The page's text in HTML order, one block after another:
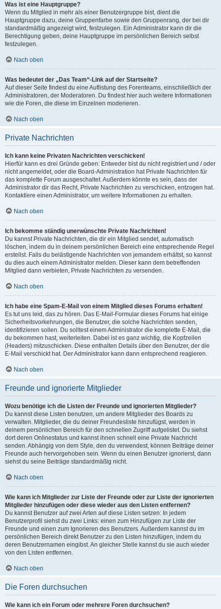
Was ist eine Hauptgruppe?
Wenn du Mitglied in mehr als einer Benutzergruppe bist, dient die
Hauptgruppe dazu, deine Gruppenfarbe sowie den Gruppenrang, der bei dir
standardmäßig angezeigt wird, festzulegen. Ein Administrator kann dir die
Berechtigung geben, deine Hauptgruppe im persönlichen Bereich selbst
festzulegen.
Nach oben
Was bedeutet der „Das Team“-Link auf der Startseite?
Auf dieser Seite findest du eine Auflistung des Forenteams, einschließlich der
Administratoren, der Moderatoren. Du findest hier auch weitere Informationen
wie die Foren, die diese im Einzelnen moderieren.
Nach oben
Private Nachrichten
Ich kann keine Privaten Nachrichten verschicken!
Hierfür kann es drei Gründe geben: Entweder bist du nicht registriert und / oder
nicht angemeldet, oder die Board-Administration hat Private Nachrichten für
das komplette Forum ausgeschaltet. Außerdem könnte es sein, dass der
Administrator dir das Recht, Private Nachrichten zu verschicken, entzogen hat.
Kontaktiere einen Administrator, um weitere Informationen zu erhalten.
Nach oben
Ich bekomme ständig unerwünschte Private Nachrichten!
Du kannst Private Nachrichten, die dir ein Mitglied sendet, automatisch
löschen, indem du in deinem persönlichen Bereich eine entsprechende Regel
erstellst. Falls du belästigende Nachrichten von jemandem erhältst, so kannst
du dies auch einem Administrator melden. Dieser kann dem betreffenden
Mitglied dann verbieten, Private Nachrichten zu versenden.
Nach oben
Ich habe eine Spam-E-Mail von einem Mitglied dieses Forums erhalten!
Es tut uns leid, das zu hören. Das E-Mail-Formular dieses Forums hat einige
Sicherheitsvorkehrungen, die Benutzer, die solche Nachrichten senden,
identifizieren sollen. Du solltest einem Administrator die komplette E-Mail, die
du bekommen hast, weiterleiten. Dabei ist es ganz wichtig, die Kopfzeilen
(Headers) mitzuschicken. Diese enthalten Details über den Benutzer, der die
E-Mail verschickt hat. Der Administrator kann dann entsprechend reagieren.
Nach oben
Freunde und ignorierte Mitglieder
Wozu benötige ich die Listen der Freunde und ignorierten Mitglieder?
Du kannst diese Listen benutzen, um andere Mitglieder des Boards zu
verwalten. Mitglieder, die du deiner Freundesliste hinzufügst, werden in
deinem persönlichen Bereich für den schnellen Zugriff aufgelistet. Du siehst
dort deren Onlinestatus und kannst ihnen schnell eine Private Nachricht
senden. Abhängig von dem Style, den du verwendest, können Beiträge deiner
Freunde auch hervorgehoben sein. Wenn du einen Benutzer ignorierst, dann
siehst du seine Beiträge standardmäßig nicht.
Nach oben
Wie kann ich Mitglieder zur Liste der Freunde oder zur Liste der ignorierten
Mitglieder hinzufügen oder diese wieder aus den Listen entfernen?
Du kannst Benutzer auf zwei Arten auf diese Listen setzen: In jedem
Benutzerprofil siehst du zwei Links: einen zum Hinzufügen zur Liste der
Freunde und einen zum Ignorieren des Benutzers. Außerdem kannst du im
persönlichen Bereich direkt Benutzer zu den Listen hinzufügen, indem du
deren Benutzernamen eingibst. An gleicher Stelle kannst du sie auch wieder
von den Listen entfernen.
Nach oben
Die Foren durchsuchen
Wie kann ich ein Forum oder mehrere Foren durchsuchen?